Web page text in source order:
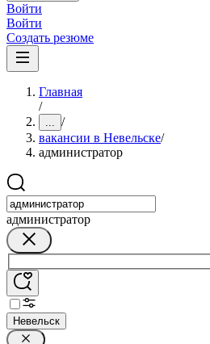
Войти
Войти
Создать резюме
Главная
/
... /
вакансии в Невельске/
администратор
администратор
Невельск